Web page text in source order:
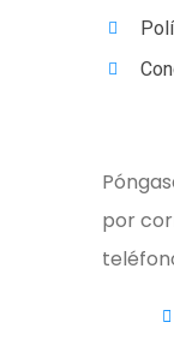
por